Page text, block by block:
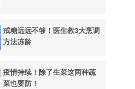
戒糖远远不够！医生教3大烹调
方法冻龄
疫情持续！除了生菜这两种蔬
菜也要防！